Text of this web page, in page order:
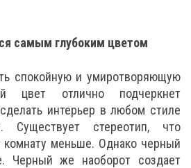
самым глубоким цветом
спокойную и умиротворяющую
цвет отлично подчеркнет
интерьер в любом стиле
Существует стереотип, что
меньше. Однако черный
Черный же наоборот создает